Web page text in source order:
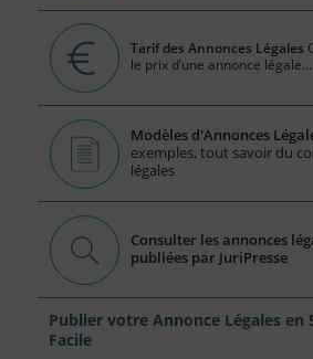
Tarif des Annonces Légales
le prix d’une annonce légale...
Modèles d'Annonces
exemples, tout savoir du
légales
Consulter les annonces
publiées par JuriPresse
Publier votre Annonce Légales en
Facile